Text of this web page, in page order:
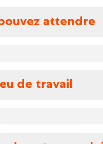
attendre
de travail